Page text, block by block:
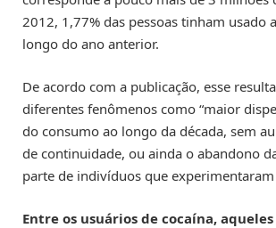
2012, 1,77% das pessoas tinham usado
longo do ano anterior.
De acordo com a publicação, esse
diferentes fenômenos como “maior
do consumo ao longo da década, sem
de continuidade, ou ainda o abandono
parte de indivíduos que experimentaram
Entre os usuários de cocaína,